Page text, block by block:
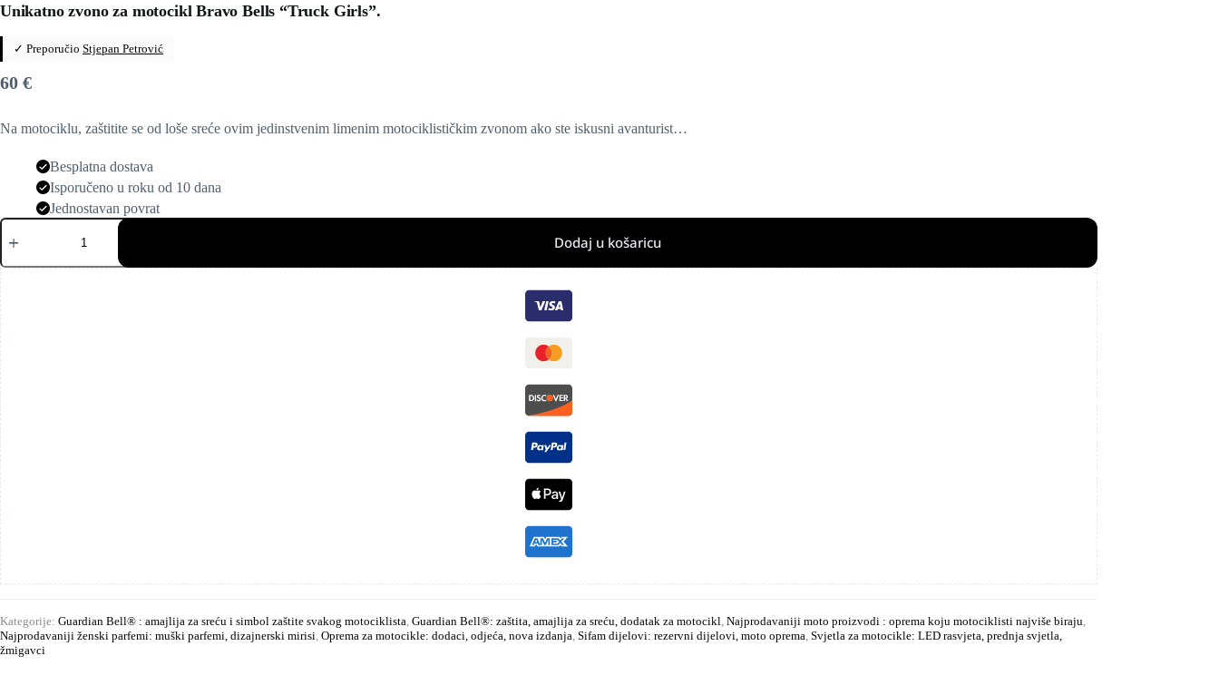
Unikatno zvono za motocikl Bravo Bells “Truck Girls”.
✓ Preporučio Stjepan Petrović
60 €
Na motociklu, zaštitite se od loše sreće ovim jedinstvenim limenim motociklističkim zvonom ako ste iskusni avanturist…
Besplatna dostava
Isporučeno u roku od 10 dana
Jednostavan povrat
Unikatno
zvono
motocikl
Bravo
Bells
"Truck
Girls".
količina
Dodaj u košaricu
Kategorije: Guardian Bell® : amajlija za sreću i simbol zaštite svakog motociklista Guardian Bell®: zaštita, amajlija za sreću, dodatak za motocikl Najprodavaniji moto proizvodi : oprema koju motociklisti najviše biraju
Najprodavaniji ženski parfemi: muški parfemi, dizajnerski mirisi Oprema za motocikle: dodaci, odjeća, nova izdanja Sifam dijelovi: rezervni dijelovi, moto oprema Svjetla za motocikle: LED rasvjeta, prednja svjetla,
žmigavci